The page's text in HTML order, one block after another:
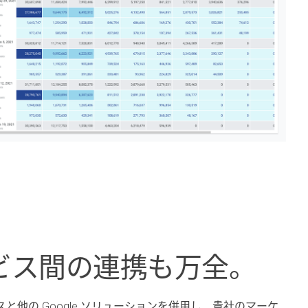
間の連携も万全。